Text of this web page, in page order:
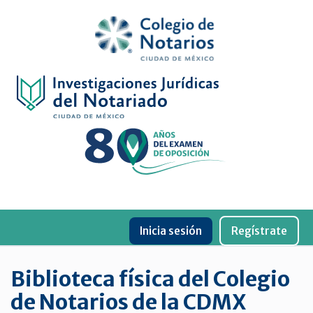
Física
Jurídica
virtual
de
Inicia sesión Regístrate
Biblioteca física del Colegio
de Notarios de la CDMX